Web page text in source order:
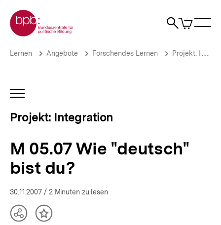
zum
Seiteninhalt
springen
Zur Startseite der bpb
Suche
Artikel
im
bist
du?
Jugendliche
und
Integration
Brotkrümelnavigation
Pfadnavigation
Lernen Angebote Forschendes Lernen Projekt: Integration
INHALTSNAVIGATION
Projekt: Integration
M 05.07 Wie "deutsch"
bist du?
30.11.2007 / 2 Minuten zu lesen
TeilenInhalt